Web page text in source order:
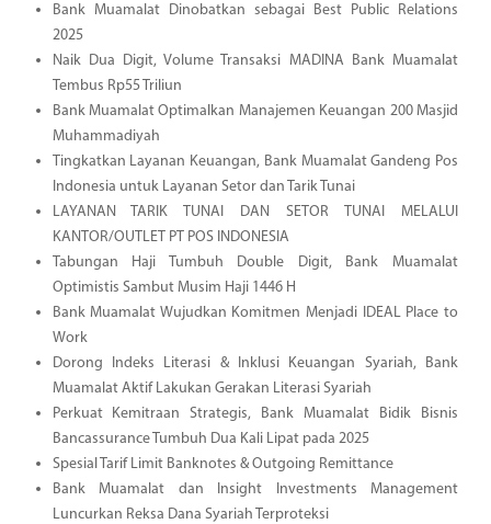
Bank Muamalat Dinobatkan sebagai Best Public Relations
2025
Naik Dua Digit, Volume Transaksi MADINA Bank Muamalat
Tembus Rp55 Triliun
Bank Muamalat Optimalkan Manajemen Keuangan 200 Masjid
Muhammadiyah
Tingkatkan Layanan Keuangan, Bank Muamalat Gandeng Pos
Indonesia untuk Layanan Setor dan Tarik Tunai
LAYANAN TARIK TUNAI DAN SETOR TUNAI MELALUI
KANTOR/OUTLET PT POS INDONESIA
Tabungan Haji Tumbuh Double Digit, Bank Muamalat
Optimistis Sambut Musim Haji 1446 H
Bank Muamalat Wujudkan Komitmen Menjadi IDEAL Place to
Work
Dorong Indeks Literasi & Inklusi Keuangan Syariah, Bank
Muamalat Aktif Lakukan Gerakan Literasi Syariah
Perkuat Kemitraan Strategis, Bank Muamalat Bidik Bisnis
Bancassurance Tumbuh Dua Kali Lipat pada 2025
Spesial Tarif Limit Banknotes & Outgoing Remittance
Bank Muamalat dan Insight Investments Management
Luncurkan Reksa Dana Syariah Terproteksi